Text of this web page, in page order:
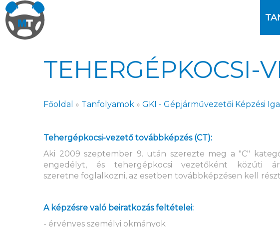
TEHERGÉPKOCSI-
Főoldal » Tanfolyamok » GKI - Gépjárművezetői Képzési
Tehergépkocsi-vezető továbbképzés (CT):
Aki 2009 szeptember 9. után szerezte meg a "C"
engedélyt, és tehergépkocsi vezetőként közúti
szeretne foglalkozni, az esetben továbbképzésen kell
A képzésre való beiratkozás feltételei:
- érvényes személyi okmányok